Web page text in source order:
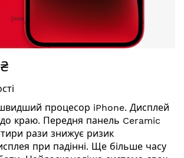
процесор iPhone. Дисплей
краю. Передня панель Ceramic
рази знижує ризик
при падінні. Ще більше часу